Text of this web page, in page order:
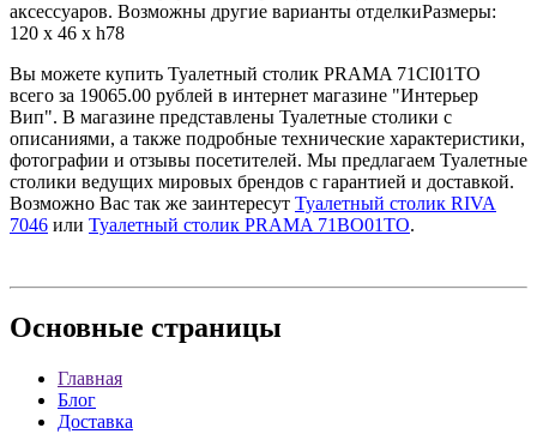
аксессуаров. Возможны другие варианты отделкиРазмеры:
120 x 46 x h78
Вы можете купить Туалетный столик PRAMA 71CI01TO
всего за 19065.00 рублей в интернет магазине "Интерьер
Вип". В магазине представлены Туалетные столики с
описаниями, а также подробные технические характеристики,
фотографии и отзывы посетителей. Мы предлагаем Туалетные
столики ведущих мировых брендов с гарантией и доставкой.
Возможно Вас так же заинтересут Туалетный столик RIVA
7046 или Туалетный столик PRAMA 71BO01TO.
Основные страницы
Главная
Блог
Доставка